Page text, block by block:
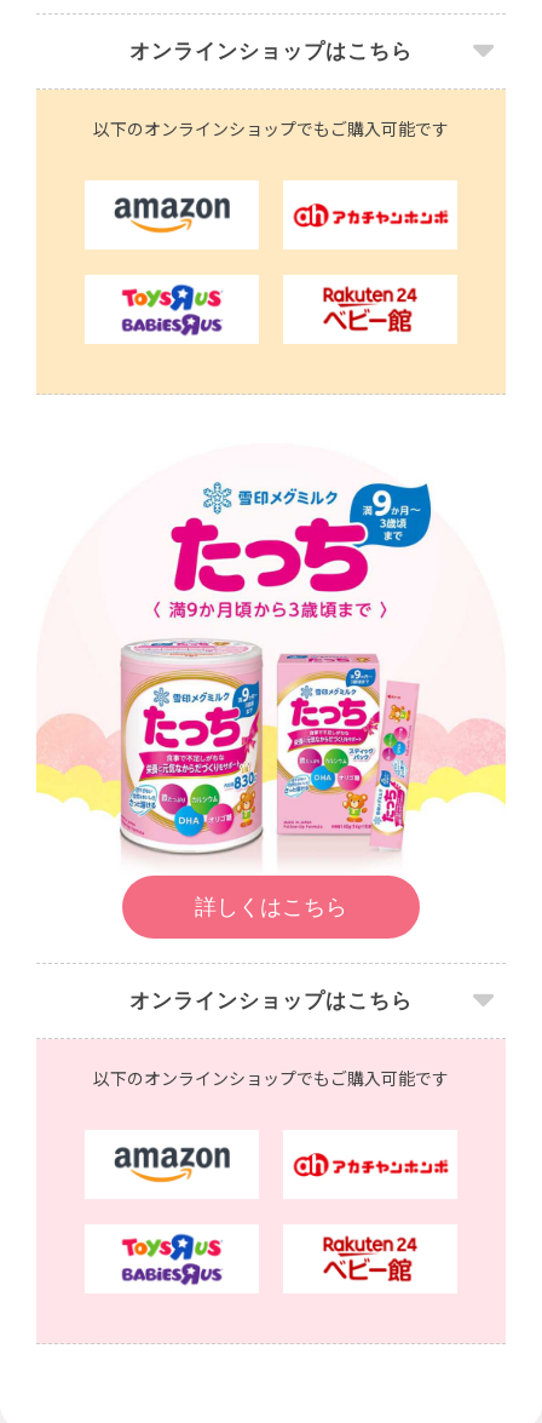
オンラインショップはこちら
以下のオンラインショップでもご購入可能です
詳しくはこちら
オンラインショップはこちら
以下のオンラインショップでもご購入可能です